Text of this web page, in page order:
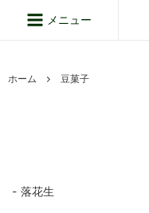
メニュー
ホーム 豆菓子
落花生